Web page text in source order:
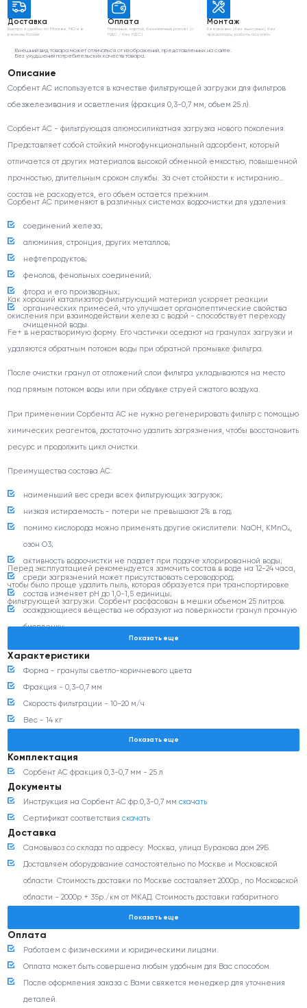
Доставка
Быстро и удобно по Москве, МО и в
регионы России
Оплата
Наличные, картой, безналичный расчёт(с
НДС / без НДС)
Монтаж
Ежедневно (без выходных), без
предоплаты, работы под ключ
Внешний вид товара может отличаться от изображений, представленных на сайте.
Без ухудшения потребительских качеств товара.
Описание
Сорбент АС используется в качестве фильтрующей загрузки для фильтров
обезжелезивания и осветления (фракция 0,3-0,7 мм, объем 25 л).
Сорбент АС - фильтрующая алюмосиликатная загрузка нового поколения.
Представляет собой стойкий многофункциональный адсорбент, который
отличается от других материалов высокой обменной емкостью, повышенной
прочностью, длительным сроком службы. За счет стойкости к истиранию
состав не расходуется, его объем остается прежним.
Сорбент АС применяют в различных системах водоочистки для удаления:
соединений железа;
алюминия, стронция, других металлов;
нефтепродуктов;
фенолов, фенольных соединений;
фтора и его производных;
органических примесей, что улучшает органолептические свойства
очищенной воды.
Как хороший катализатор фильтрующий материал ускоряет реакции
окисления при взаимодействии железа с водой - способствует переходу
Fe+ в нерастворимую форму. Его частички оседают на гранулах загрузки и
удаляются обратным потоком воды при обратной промывке фильтра.
После очистки гранул от отложений слои фильтра укладываются на место
под прямым потоком воды или при обдувке струей сжатого воздуха.
При применении Сорбента АС не нужно регенерировать фильтр с помощью
химических реагентов, достаточно удалить загрязнения, чтобы восстановить
ресурс и продолжить цикл очистки.
Преимущества состава АС:
наименьший вес среди всех фильтрующих загрузок;
низкая истираемость - потери не превышают 2% в год;
помимо кислорода можно применять другие окислители: NaOH, KMnO₄,
озон O3;
активность водоочистки не падает при подаче хлорированной воды;
среди загрязнений может присутствовать сероводород;
состав изменяет pH до 1,0-1,5 единицы;
осаждающиеся вещества не образуют на поверхности гранул прочную
биопленку;
для очистки зернистого состава не нужны химические реагенты,
достаточно промывки;
срок службы фильтра - до 10 лет без потери очистных свойств.
Перед эксплуатацией рекомендуется замочить состав в воде на 12-24 часа,
чтобы было проще удалить пыль, которая образуется при транспортировке
фильтрующей загрузки. Сорбент расфасован в мешки объемом 25 литров.
Показать еще
Характеристики
Форма - гранулы светло-коричневого цвета
Фракция - 0,3-0,7 мм
Скорость фильтрации - 10-20 м/ч
Вес - 14 кг
Показать еще
Комплектация
Сорбент АС фракция 0,3-0,7 мм - 25 л
Документы
Инструкция на Сорбент АС фр.0,3-0,7 мм скачать
Сертификат соответствия скачать
Доставка
Самовывоз со склада по адресу: Москва, улица Буракова дом 29Б.
Доставляем оборудование самостоятельно по Москве и Московской
области. Стоимость доставки по Москве составляет 2000р., по Московской
области - 2000р.+ 35р./км от МКАД. Стоимость доставки габаритного
оборудования (более 350 кг и/или 0,8 м3) согласовывается с
менеджером дополнительно.
Доставка оборудования транспортными компаниями: Деловые линии,
ПЭК, CDEK и любыми другими ТК (по согласованию). Стоимость доставки
можно рассчитать на сайте транспортной компании. Доставка до
терминала транспортной компании в г. Москве негабаритного
Показать еще
Оплата
Работаем с физическими и юридическими лицами.
Оплата может быть совершена любым удобным для Вас способом.
После оформления заказа с Вами свяжется менеджер для уточнения
деталей.